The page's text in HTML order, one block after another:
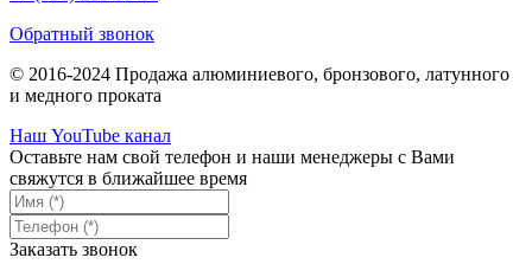
Обратный звонок
© 2016-2024 Продажа алюминиевого, бронзового, латунного
и медного проката
Наш YouTube канал
Оставьте нам свой телефон и наши менеджеры с Вами
свяжутся в ближайшее время
Заказать звонок